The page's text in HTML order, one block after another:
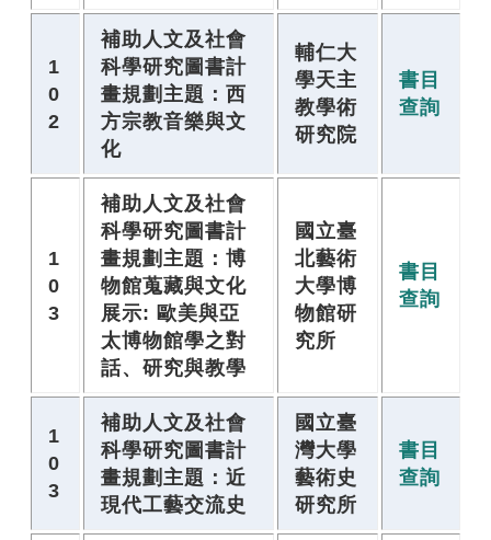
1
0
2
補助人文及社會
科學研究圖書計
畫規劃主題：西
方宗教音樂與文
化
輔仁大
學天主
教學術
研究院
書目
查詢
1
0
3
補助人文及社會
科學研究圖書計
畫規劃主題：博
物館蒐藏與文化
展示: 歐美與亞
太博物館學之對
話、研究與教學
國立臺
北藝術
大學博
物館研
究所
書目
查詢
1
0
3
補助人文及社會
科學研究圖書計
畫規劃主題：近
現代工藝交流史
國立臺
灣大學
藝術史
研究所
書目
查詢